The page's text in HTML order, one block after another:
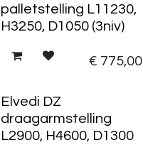
palletstelling L11230,
H3250, D1050 (3niv)
€ 775,00
Elvedi DZ
draagarmstelling
L2900, H4600, D1300